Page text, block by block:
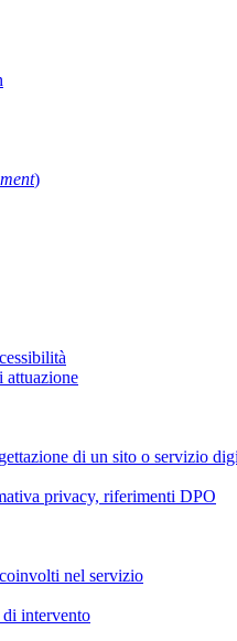
)
attuazione
di un sito o servizio
privacy, riferimenti DPO
nel servizio
intervento